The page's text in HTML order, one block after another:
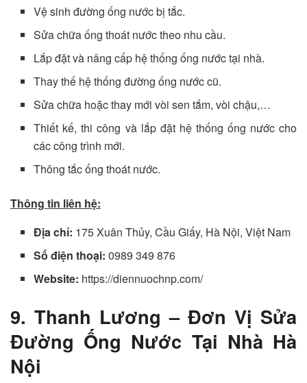
Vệ sinh đường ống nước bị tắc.
Sửa chữa ống thoát nước theo nhu cầu.
Lắp đặt và nâng cấp hệ thống ống nước tại nhà.
Thay thế hệ thống đường ống nước cũ.
Sửa chữa hoặc thay mới vòi sen tắm, vòi chậu,…
Thiết kế, thi công và lắp đặt hệ thống ống nước cho
các công trình mới.
Thông tắc ống thoát nước.
Thông tin liên hệ:
Địa chỉ: 175 Xuân Thủy, Cầu Giấy, Hà Nội, Việt Nam
Số điện thoại:0989 349 876
Website: https://diennuochnp.com/
9. Thanh Lương – Đơn Vị Sửa
Đường Ống Nước Tại Nhà Hà
Nội